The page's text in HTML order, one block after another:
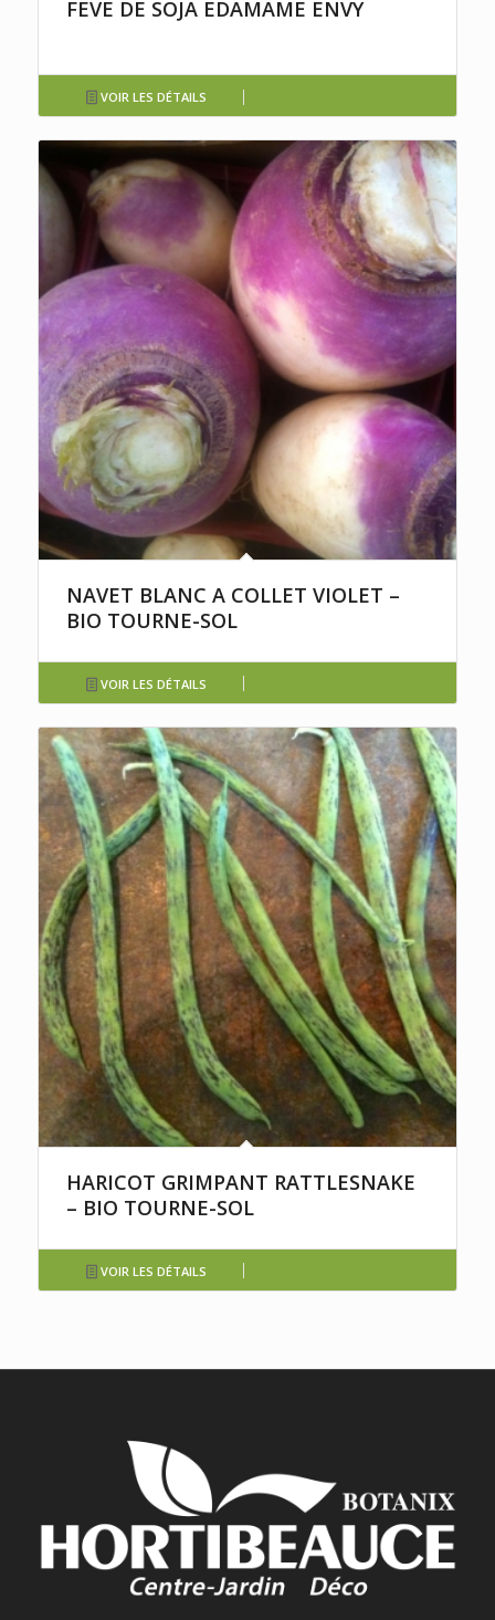
FEVE DE SOJA EDAMAME ENVY
VOIR LES DÉTAILS
NAVET BLANC A COLLET VIOLET –
BIO TOURNE-SOL
VOIR LES DÉTAILS
HARICOT GRIMPANT RATTLESNAKE
– BIO TOURNE-SOL
VOIR LES DÉTAILS